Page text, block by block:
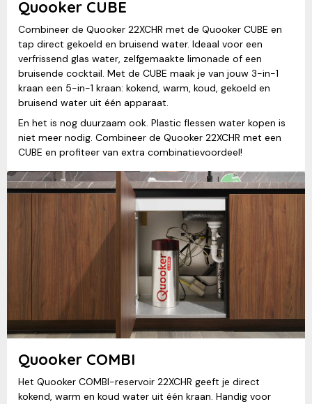
Quooker CUBE
Combineer de Quooker 22XCHR met de Quooker CUBE en
tap direct gekoeld en bruisend water. Ideaal voor een
verfrissend glas water, zelfgemaakte limonade of een
bruisende cocktail. Met de CUBE maak je van jouw 3-in-1
kraan een 5-in-1 kraan: kokend, warm, koud, gekoeld en
bruisend water uit één apparaat.
En het is nog duurzaam ook. Plastic flessen water kopen is
niet meer nodig. Combineer de Quooker 22XCHR met een
CUBE en profiteer van extra combinatievoordeel!
Quooker COMBI
Het Quooker COMBI-reservoir 22XCHR geeft je direct
kokend, warm en koud water uit één kraan. Handig voor